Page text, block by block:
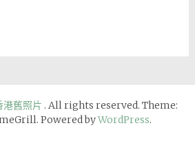
港舊照片 . All rights reserved. Theme:
Powered byWordPress.